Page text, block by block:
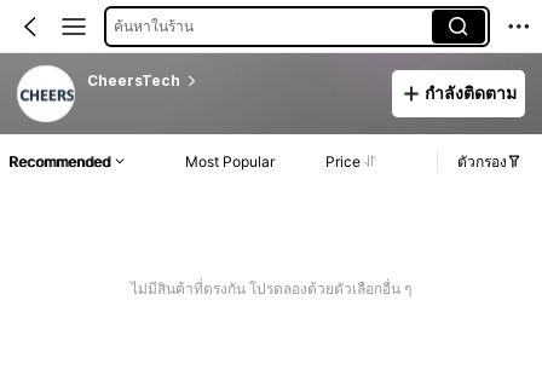
ค้นหาในร้าน
CheersTech
กำลังติดตาม
Recommended Most Popular Price ตัวกรอง
ไม่มีสินค้าที่ตรงกัน โปรดลองด้วยตัวเลือกอื่น ๆ